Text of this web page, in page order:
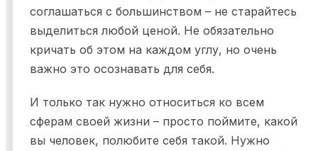
соглашаться с большинством – не старайтесь
выделиться любой ценой. Не обязательно
кричать об этом на каждом углу, но очень
важно это осознавать для себя.
И только так нужно относиться ко всем
сферам своей жизни – просто поймите, какой
вы человек, полюбите себя такой. Нужно